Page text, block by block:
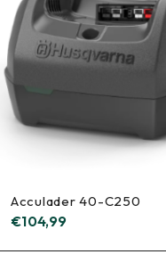
Acculader 40-C250
€104,99